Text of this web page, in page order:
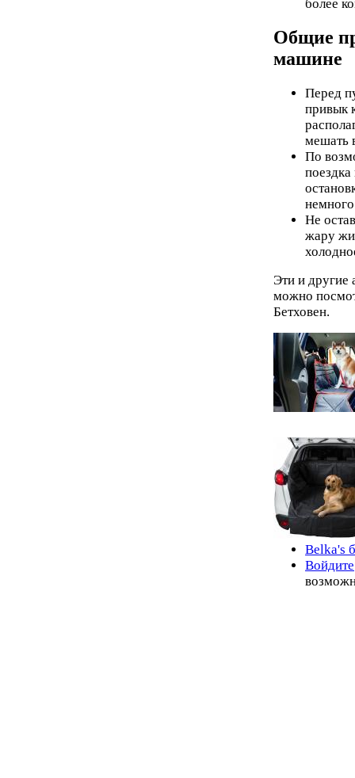
более
Общие
машине
Перед
привык
мешать
По
немного
Не
жару
Эти и другие
можно
Бетховен.
Belka's
Войдите